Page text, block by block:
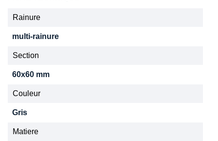
Rainure
multi-rainure
Section
60x60 mm
Couleur
Gris
Matiere